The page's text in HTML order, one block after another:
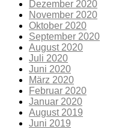
Dezember 2020
November 2020
Oktober 2020
September 2020
August 2020
Juli 2020
Juni 2020
März 2020
Februar 2020
Januar 2020
August 2019
Juni 2019